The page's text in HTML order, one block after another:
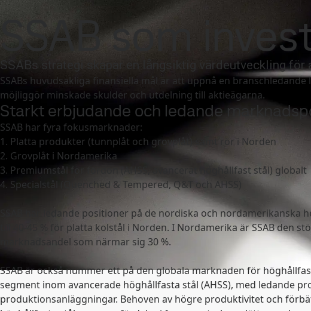
Varumärken & produkter Fossilfritt stål
SSAB som investering
SSAB som
SSABs strategi skapar en långsiktig värdeutveckling för
SSABs huvudsakliga finansiella mål är att uppnå en
möjliggör minskade skulder och utdelning till aktieägarna.
Starkt erbjudande och ledande
SSAB har fyra fokusmarknader:
1. Platta produkter (tunnplåt och grovplåt) samt rör i Norden
2. Grovplåt i Nordamerika
3. Premiumstål för fordon (AHSS, avancerat höghållfast stål) globalt
4. Specialstål (Quenched & Tempered, Q&T och AHSS)
SSAB har ledande positioner på de nordiska och
till 40-45 % för platta kolstål i Norden. I Nordamerika är SSAB den
marknadsandel som närmar sig 30 %.
SSAB är också nummer ett på den globala marknaden för
segment inom avancerade höghållfasta stål (AHSS), med ledande
produktionsanläggningar. Behoven av högre produktivitet och